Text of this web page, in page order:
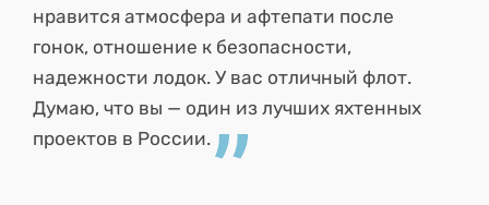
нравится атмосфера и афтепати после
гонок, отношение к безопасности,
надежности лодок. У вас отличный флот.
Думаю, что вы — один из лучших яхтенных
проектов в России.